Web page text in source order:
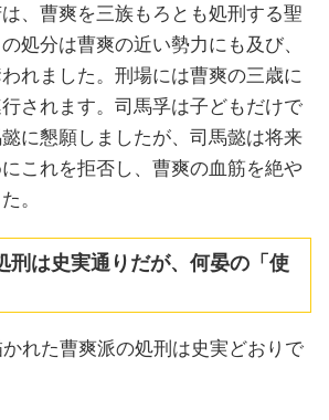
、曹爽を三族もろとも処刑する聖
処分は曹爽の近い勢力にも及び、
れました。刑場には曹爽の三歳に
されます。司馬孚は子どもだけで
に懇願しましたが、司馬懿は将来
これを拒否し、曹爽の血筋を絶や
。
刑は史実通りだが、何晏の「使
かれた曹爽派の処刑は史実どおりで